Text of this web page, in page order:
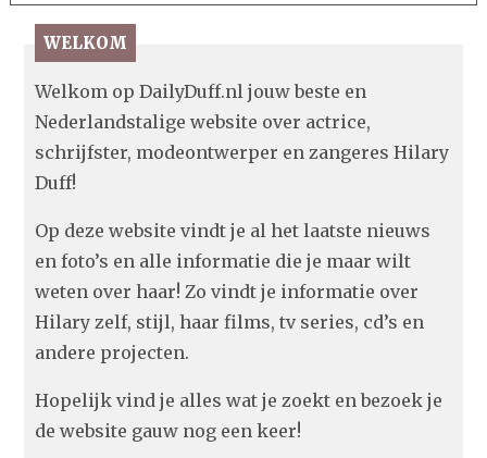
WELKOM
Welkom op DailyDuff.nl jouw beste en
Nederlandstalige website over actrice,
schrijfster, modeontwerper en zangeres Hilary
Duff!
Op deze website vindt je al het laatste nieuws
en foto’s en alle informatie die je maar wilt
weten over haar! Zo vindt je informatie over
Hilary zelf, stijl, haar films, tv series, cd’s en
andere projecten.
Hopelijk vind je alles wat je zoekt en bezoek je
de website gauw nog een keer!